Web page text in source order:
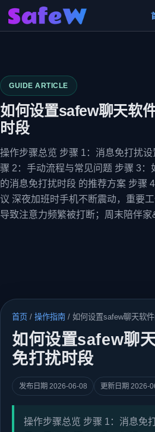
GUIDE ARTICLE
如何设置safew聊天软
时段
操作步骤总览 步骤 1：消息免打扰
骤 2：手动流程与常见问题 步骤 3
的消息免打扰时段 的推荐方案 步骤
议 深夜加班时手机不断震动，重要
导致注意力频繁被打断；周末陪伴家
首页 /操作指南 /如何设置safew聊天软
如何设置safew聊
免打扰时段
发布日期 2026-06-08 更新日期 2026-
操作步骤总览 步骤 1：消息免